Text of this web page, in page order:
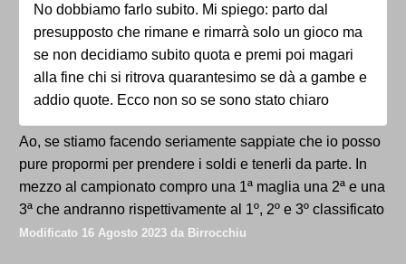
No dobbiamo farlo subito. Mi spiego: parto dal
presupposto che rimane e rimarrà solo un gioco ma
se non decidiamo subito quota e premi poi magari
alla fine chi si ritrova quarantesimo se dà a gambe e
addio quote. Ecco non so se sono stato chiaro
Ao, se stiamo facendo seriamente sappiate che io posso
pure propormi per prendere i soldi e tenerli da parte. In
mezzo al campionato compro una 1ª maglia una 2ª e una
3ª che andranno rispettivamente al 1º, 2º e 3º classificato
Modificato 16 Agosto 2023 da Birrocchiu